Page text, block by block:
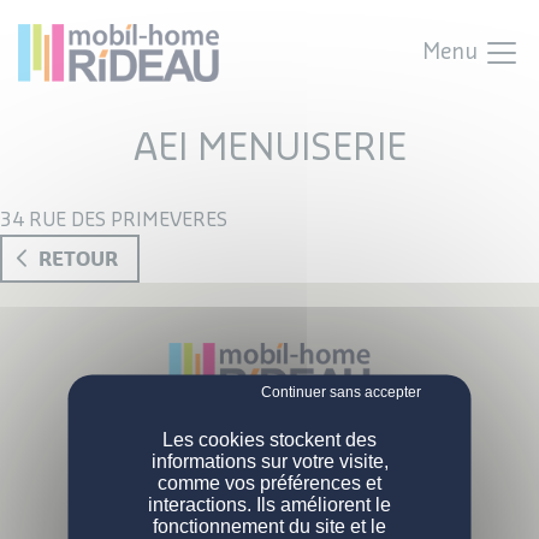
Menu
NOS MOBIL-HOMES
Nos modèles
Nos gammes
PERSONNALISATION
AEI MENUISERIE
34 RUE DES PRIMEVERES
RETOUR
Parc Activités Landette
85190 Venansault
Tél :02 51 07 38 02
Les cookies stockent des
informations sur votre visite,
comme vos préférences et
interactions. Ils améliorent le
fonctionnement du site et le